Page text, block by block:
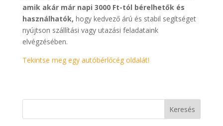
amik akár már napi 3000 Ft-tól bérelhetők és
használhatók, hogy kedvező árú és stabil segítséget
nyújtson szállítási vagy utazási feladataink
elvégzésében.
Tekintse meg egy autóbérlőcég oldalát!